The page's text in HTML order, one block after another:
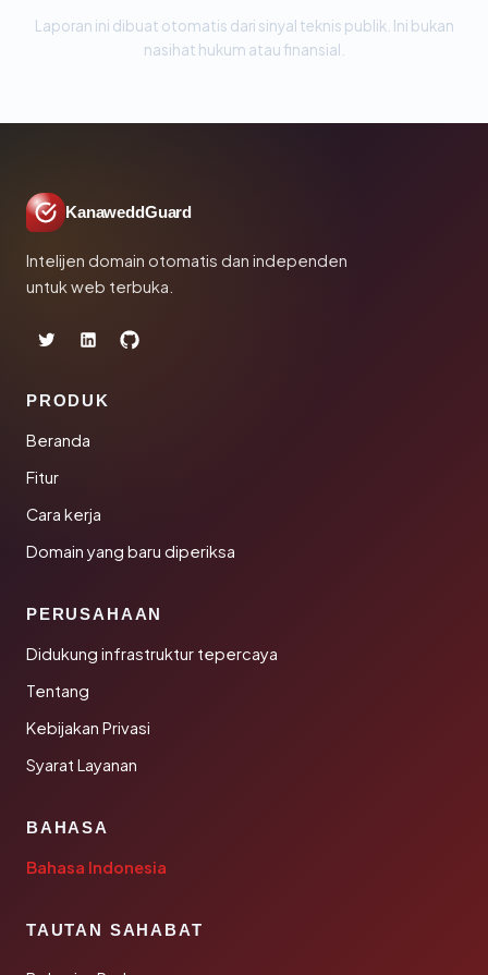
Laporan ini dibuat otomatis dari sinyal teknis publik. Ini bukan
nasihat hukum atau finansial.
KanaweddGuard
Intelijen domain otomatis dan independen
untuk web terbuka.
PRODUK
Beranda
Fitur
Cara kerja
Domain yang baru diperiksa
PERUSAHAAN
Didukung infrastruktur tepercaya
Tentang
Kebijakan Privasi
Syarat Layanan
BAHASA
Bahasa Indonesia
TAUTAN SAHABAT